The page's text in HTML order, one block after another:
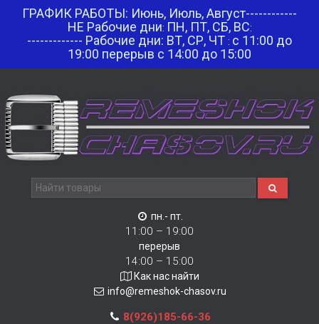
ГРАФИК РАБОТЫ: Июнь, Июль, Август------------
НЕ Рабочие дни: ПН, ПТ, СБ, ВС:
------------- Рабочие дни: ВТ, СР, ЧТ : с 11:00 до
19:00 перерыв с 14:00 до 15:00
пн.- пт.
11:00 – 19:00
перерыв
14:00 – 15:00
Как нас найти
info@remeshok-chasov.ru
8(926)185-66-36